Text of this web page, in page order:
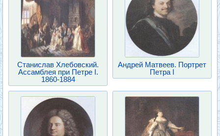
Станислав Хлебовский.
Ассамблея при Петре I.
1860-1884
Андрей Матвеев. Портрет
Петра I